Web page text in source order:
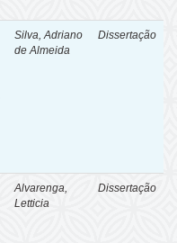
Silva, Adriano
de Almeida
Dissertação
Alvarenga,
Letticia
Dissertação